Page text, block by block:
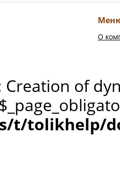
О
Creation of
t/tolikhelp/